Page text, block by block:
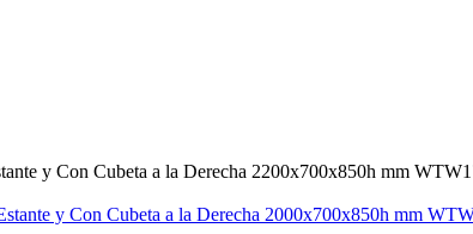
y Con Cubeta a la Derecha 2200x700x850h mm
y Con Cubeta a la Derecha 2000x700x850h mm